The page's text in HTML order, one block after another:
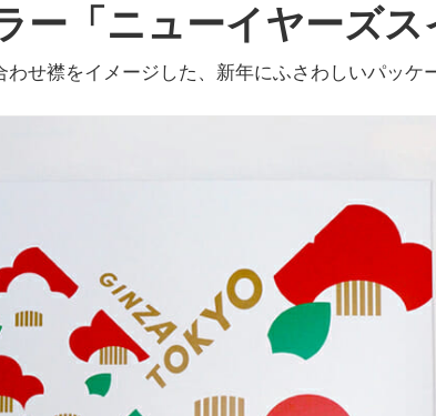
ー「ニューイヤーズス
わせ襟をイメージした、新年にふさわしいパッケ